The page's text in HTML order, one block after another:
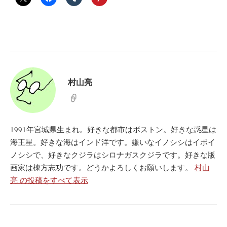
村山亮
1991年宮城県生まれ。好きな都市はボストン。好きな惑星は
海王星。好きな海はインド洋です。嫌いなイノシシはイボイ
ノシシで、好きなクジラはシロナガスクジラです。好きな版
画家は棟方志功です。どうかよろしくお願いします。 村山
亮 の投稿をすべて表示